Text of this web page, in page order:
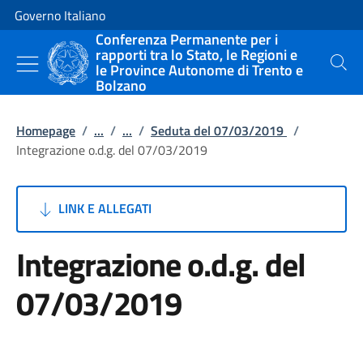
Vai al contenuto
Vai alla navigazione del sito
Governo Italiano
Conferenza Permanente per i
rapporti tra lo Stato, le Regioni e
le Province Autonome di Trento e
Bolzano
Cerca
Homepage / ... / ... / Seduta del 07/03/2019 /
Integrazione o.d.g. del 07/03/2019
LINK E ALLEGATI
Integrazione o.d.g. del
07/03/2019